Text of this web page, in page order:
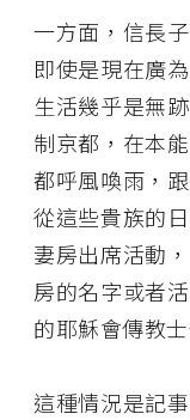
一方面，信長
即使是現在廣
生活幾乎是無
制京都，在本
都呼風喚雨，
從這些貴族的
妻房出席活動
房的名字或者
的耶穌會傳教
這種情況是記